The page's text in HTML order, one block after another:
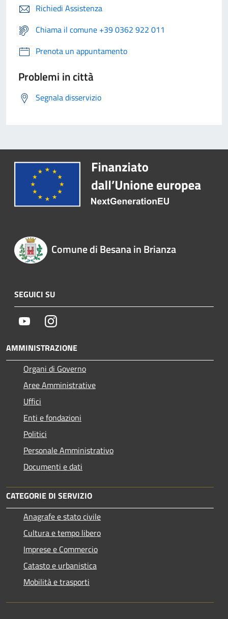
Richiedi Assistenza
Chiama il comune +39 0362 922 011
Prenota un appuntamento
Problemi in città
Segnala disservizio
Comune di Besana in Brianza
SEGUICI SU
YoutubeInstagram
AMMINISTRAZIONE
Organi di Governo
Aree Amministrative
Uffici
Enti e fondazioni
Politici
Personale Amministrativo
Documenti e dati
CATEGORIE DI SERVIZIO
Anagrafe e stato civile
Cultura e tempo libero
Imprese e Commercio
Catasto e urbanistica
Mobilità e trasporti